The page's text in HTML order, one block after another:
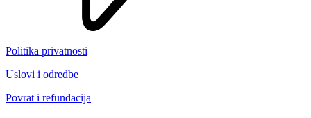
Politika privatnosti
Uslovi i odredbe
Povrat i refundacija